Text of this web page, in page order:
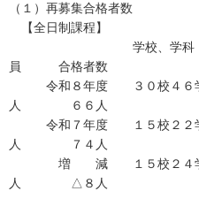
（１）再募集合格者数
【全日制課程】
学校、学科・コ
員 合格者数
令和８年度 ３０校４６
人 ６６人
令和７年度 １５校２２
人 ７４人
増 減 １５校２４学
人 △８人